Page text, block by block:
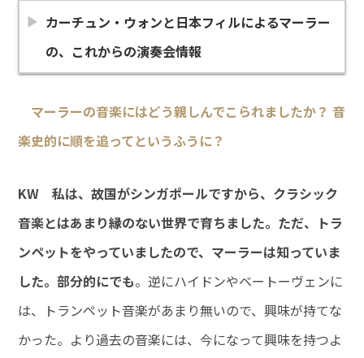
カーチュン・ウォンと日本フィルによるマーラー
の、これからの演奏会情報
マーラーの音楽にはどう親しんでこられましたか？ 音
楽史的に順を追ってというふうに？
KW
私は、故国がシンガポールですから、クラシック
音楽とはあまり縁のない世界で育ちました。ただ、トラ
ンペットをやっていましたので、マーラーは知っていま
した。部分的にでも。逆にハイドンやベートーヴェンに
は、トランペット音楽があまり無いので、興味が持てな
かった。より過去の音楽には、今になって興味を持つよ